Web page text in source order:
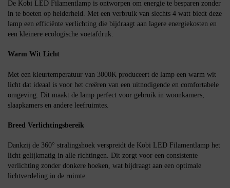
De Kobi LED Filamentlamp is ontworpen om energie te besparen zonder
in te boeten op helderheid. Met een verbruik van slechts 4 watt biedt deze
lamp een efficiënte verlichting die bijdraagt aan lagere energiekosten en
een kleinere ecologische voetafdruk.
Warm Wit Licht
Met een kleurtemperatuur van 3000K produceert de lamp een warm wit
licht dat ideaal is voor het creëren van een uitnodigende en comfortabele
omgeving. Dit maakt de lamp perfect voor gebruik in woonkamers,
slaapkamers en andere leefruimtes.
Breed Verlichtingsbereik
Dankzij de 360° stralingshoek verspreidt de Kobi LED Filamentlamp het
licht gelijkmatig in alle richtingen. Dit zorgt voor een consistente
verlichting zonder donkere hoeken, wat bijdraagt aan een optimale
lichtverdeling in de ruimte.